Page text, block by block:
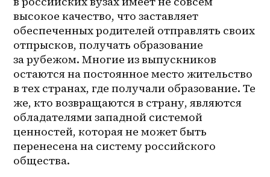
высокое качество, что заставляет
обеспеченных родителей отправлять своих
отпрысков, получать образование
за рубежом. Многие из выпускников
остаются на постоянное место жительство
в тех странах, где получали образование. Те
же, кто возвращаются в страну, являются
обладателями западной системой
ценностей, которая не может быть
перенесена на систему российского
общества.